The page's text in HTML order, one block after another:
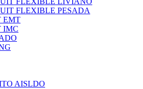
FLEXIBLE PESADA
EMT
IMC
AISLDO